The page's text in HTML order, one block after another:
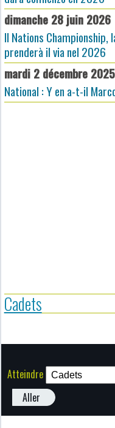
dimanche 28 juin 2026
Il Nations Championship,
prenderà il via nel 2026
mardi 2 décembre 2025
National : Y en a-t-il
Cadets
Atteindre
Aller